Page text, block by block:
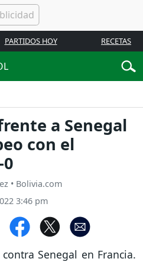
PARTIDOS HOY RECETAS
a Senegal
con el
• Bolivia.com
3:46 pm